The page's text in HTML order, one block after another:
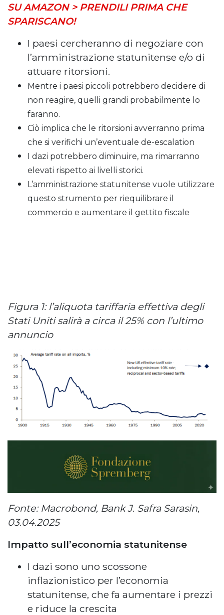
SU AMAZON > PRENDILI PRIMA CHE
SPARISCANO!
I paesi cercheranno di negoziare con
l’amministrazione statunitense e/o di
attuare ritorsioni.
Mentre i paesi piccoli potrebbero decidere di
non reagire, quelli grandi probabilmente lo
faranno.
Ciò implica che le ritorsioni avverranno prima
che si verifichi un’eventuale de-escalation
I dazi potrebbero diminuire, ma rimarranno
elevati rispetto ai livelli storici.
L’amministrazione statunitense vuole utilizzare
questo strumento per riequilibrare il
commercio e aumentare il gettito fiscale
Figura 1: l’aliquota tariffaria effettiva degli
Stati Uniti salirà a circa il 25% con l’ultimo
annuncio
Fonte: Macrobond, Bank J. Safra Sarasin,
03.04.2025
Impatto sull’economia statunitense
I dazi sono uno scossone
inflazionistico per l’economia
statunitense, che fa aumentare i prezzi
e riduce la crescita